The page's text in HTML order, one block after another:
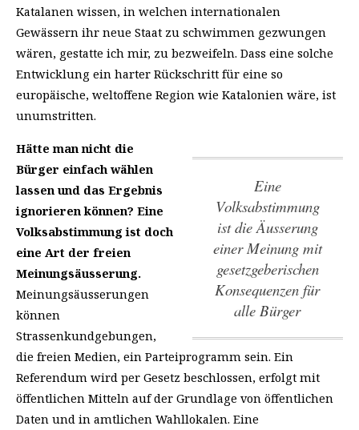
Katalanen wissen, in welchen internationalen
Gewässern ihr neue Staat zu schwimmen gezwungen
wären, gestatte ich mir, zu bezweifeln. Dass eine solche
Entwicklung ein harter Rückschritt für eine so
europäische, weltoffene Region wie Katalonien wäre, ist
unumstritten.
Eine
Volksabstimmung
ist die Äusserung
einer Meinung mit
gesetzgeberischen
Konsequenzen für
alle Bürger
Hätte man nicht die
Bürger einfach wählen
lassen und das Ergebnis
ignorieren können? Eine
Volksabstimmung ist doch
eine Art der freien
Meinungsäusserung.
Meinungsäusserungen
können
Strassenkundgebungen,
die freien Medien, ein Parteiprogramm sein. Ein
Referendum wird per Gesetz beschlossen, erfolgt mit
öffentlichen Mitteln auf der Grundlage von öffentlichen
Daten und in amtlichen Wahllokalen. Eine